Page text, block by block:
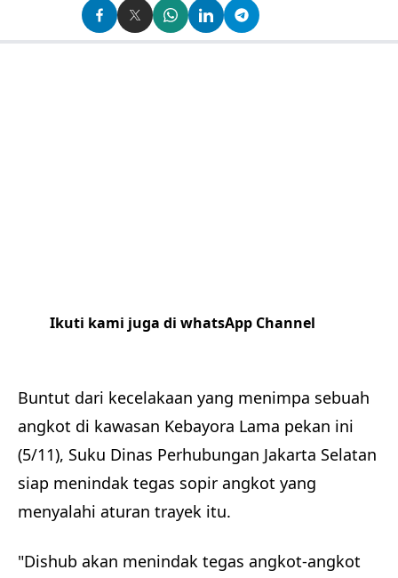
Ikuti kami juga di whatsApp Channel
Buntut dari kecelakaan yang menimpa sebuah
angkot di kawasan Kebayora Lama pekan ini
(5/11), Suku Dinas Perhubungan Jakarta Selatan
siap menindak tegas sopir angkot yang
menyalahi aturan trayek itu.
"Dishub akan menindak tegas angkot-angkot